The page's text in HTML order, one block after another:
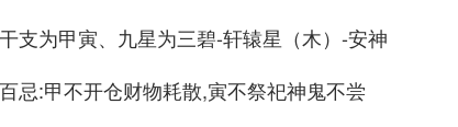
支为甲寅、九星为三碧-轩辕星（木）-安神
忌:甲不开仓财物耗散,寅不祭祀神鬼不尝